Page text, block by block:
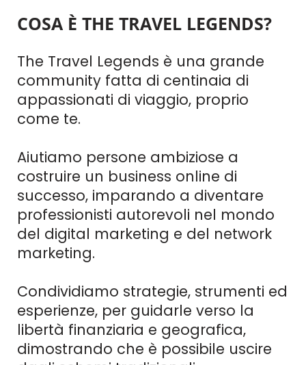
COSA È THE TRAVEL LEGENDS?
The Travel Legends è una grande
community fatta di centinaia di
appassionati di viaggio, proprio
come te.
Aiutiamo persone ambiziose a
costruire un business online di
successo, imparando a diventare
professionisti autorevoli nel mondo
del digital marketing e del network
marketing.
Condividiamo strategie, strumenti ed
esperienze, per guidarle verso la
libertà finanziaria e geografica,
dimostrando che è possibile uscire